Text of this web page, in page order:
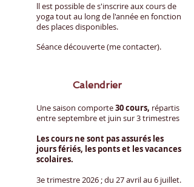
ll est possible de s'inscrire aux cours de
yoga tout au long de l'année en fonction
des places disponibles.
Séance découverte (me contacter).
​Calendrier
Une saison comporte30 cours, répartis
entre septembre et juin sur 3 trimestres
Les cours ne sont pas assurés les
jours fériés, les ponts et les vacances
scolaires.
​3e trimestre 2026 ; du 27 avril au 6 juillet.